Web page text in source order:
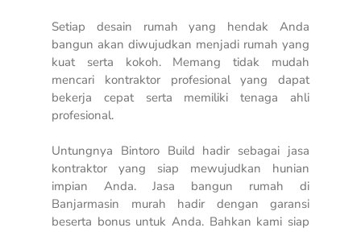
Setiap desain rumah yang hendak Anda
bangun akan diwujudkan menjadi rumah yang
kuat serta kokoh. Memang tidak mudah
mencari kontraktor profesional yang dapat
bekerja cepat serta memiliki tenaga ahli
profesional.
Untungnya Bintoro Build hadir sebagai jasa
kontraktor yang siap mewujudkan hunian
impian Anda. Jasa bangun rumah di
Banjarmasin murah hadir dengan garansi
beserta bonus untuk Anda. Bahkan kami siap